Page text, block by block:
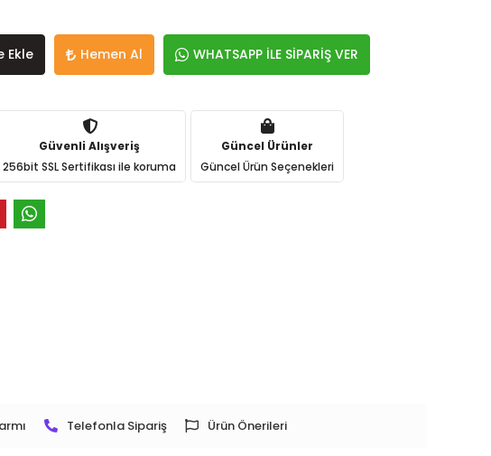
Ekle Hemen Al WHATSAPP İLE SİPARİŞ VER
Güvenli Alışveriş
256bit SSL Sertifikası ile koruma
Güncel Ürünler
Güncel Ürün Seçenekleri
Telefonla Sipariş Ürün Önerileri